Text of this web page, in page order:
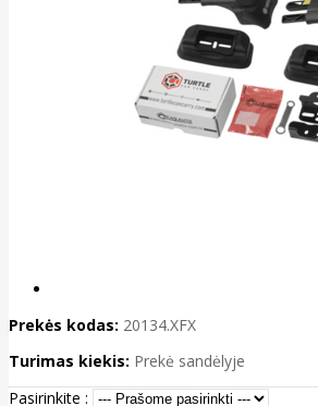
Prekės kodas: 20134.XFX
Turimas kiekis: Prekė sandėlyje
Pasirinkite :